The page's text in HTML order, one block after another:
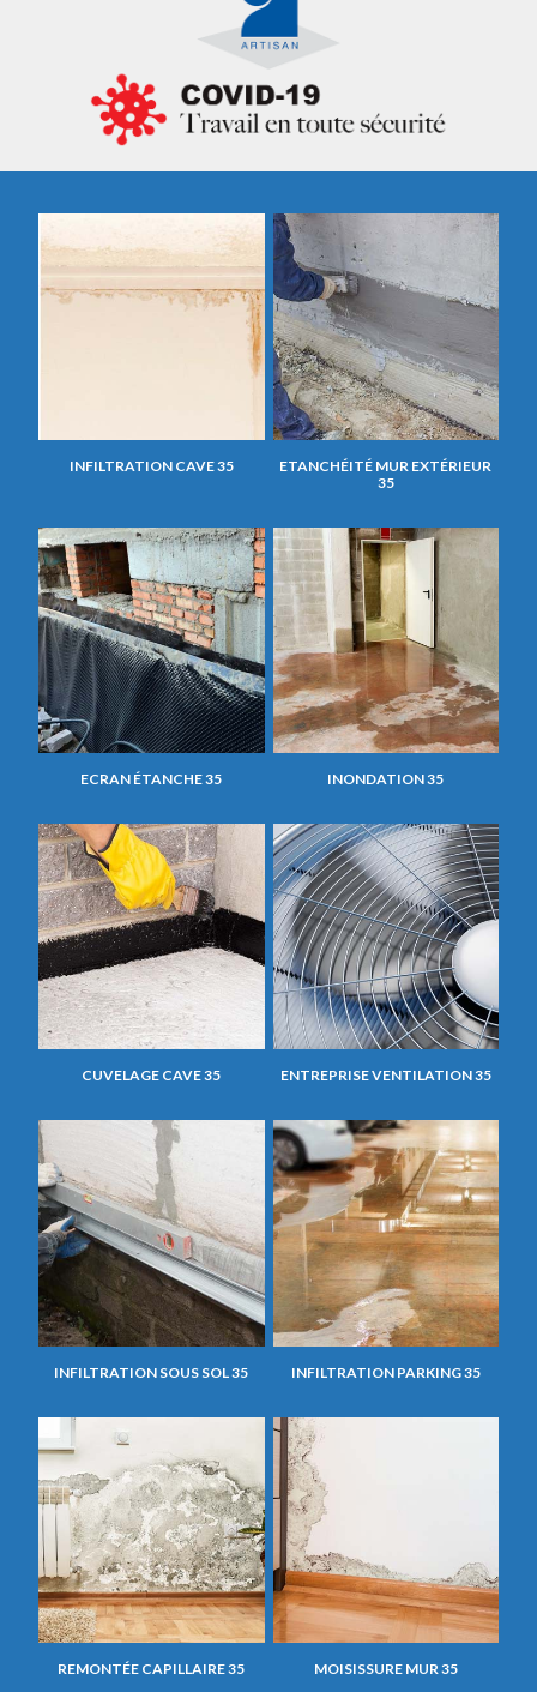
INFILTRATION CAVE 35
ETANCHÉITÉ MUR EXTÉRIEUR
35
ECRAN ÉTANCHE 35 INONDATION 35
CUVELAGE CAVE 35 ENTREPRISE VENTILATION 35
INFILTRATION SOUS SOL 35 INFILTRATION PARKING 35
REMONTÉE CAPILLAIRE 35 MOISISSURE MUR 35